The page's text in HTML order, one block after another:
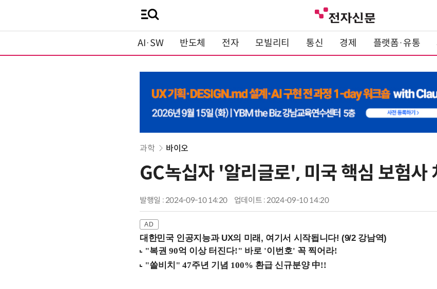
AI·SW 반도체 전자 모빌리티 통신 경제 플랫폼·유통
과학 바이오
GC녹십자 '알리글로', 미국 핵심 보험사
발행일 : 2024-09-10 14:20 업데이트 : 2024-09-10 14:20
대한민국 인공지능과 UX의 미래, 여기서 시작됩니다! (9/2 강남역)